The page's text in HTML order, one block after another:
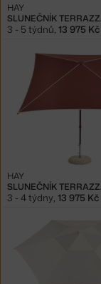
HAY
3 - 5 týdnů 13 975 Kč
HAY
3 - 4 týdny, 13 975 Kč